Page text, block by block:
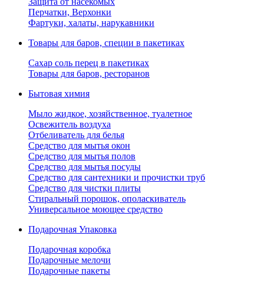
Перчатки, Верхонки
Фартуки, халаты, нарукавники
Товары для баров, специи в пакетиках
Сахар соль перец в пакетиках
Товары для баров, ресторанов
Бытовая химия
Мыло жидкое, хозяйственное, туалетное
Освежитель воздуха
Отбеливатель для белья
Средство для мытья окон
Средство для мытья полов
Средство для мытья посуды
Средство для сантехники и прочистки труб
Средство для чистки плиты
Стиральный порошок, ополаскиватель
Универсальное моющее средство
Подарочная Упаковка
Подарочная коробка
Подарочные мелочи
Подарочные пакеты